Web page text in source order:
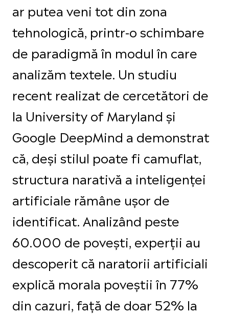
ar putea veni tot din zona
tehnologică, printr-o schimbare
de paradigmă în modul în care
analizăm textele. Un studiu
recent realizat de cercetători de
la University of Maryland și
Google DeepMind a demonstrat
că, deși stilul poate fi camuflat,
structura narativă a inteligenței
artificiale rămâne ușor de
identificat. Analizând peste
60.000 de povești, experții au
descoperit că naratorii artificiali
explică morala poveștii în 77%
din cazuri, față de doar 52% la